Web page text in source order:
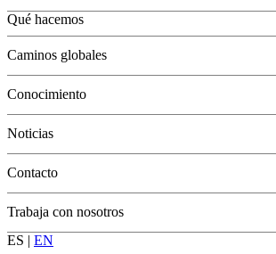
Qué hacemos
Jóvenes
Adultos
Grandes
Conservación
Caminos globales
Conocimiento
Noticias
Contacto
Trabaja con nosotros
ES | EN